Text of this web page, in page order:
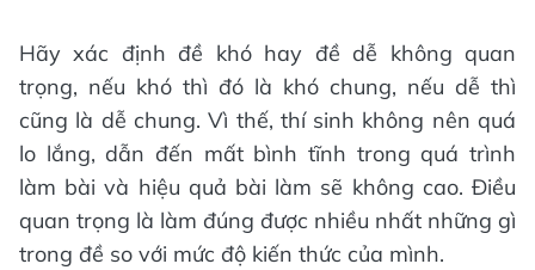
Hãy xác định đề khó hay đề dễ không quan
trọng, nếu khó thì đó là khó chung, nếu dễ thì
cũng là dễ chung. Vì thế, thí sinh không nên quá
lo lắng, dẫn đến mất bình tĩnh trong quá trình
làm bài và hiệu quả bài làm sẽ không cao. Điều
quan trọng là làm đúng được nhiều nhất những gì
trong đề so với mức độ kiến thức của mình.